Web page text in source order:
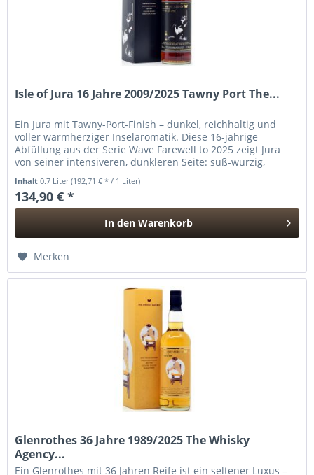
Isle of Jura 16 Jahre 2009/2025 Tawny Port The...
Ein Jura mit Tawny-Port-Finish – dunkel, reichhaltig und
voller warmherziger Inselaromatik. Diese 16-jährige
Abfüllung aus der Serie Wave Farewell to 2025 zeigt Jura
von seiner intensiveren, dunkleren Seite: süß-würzig,
Inhalt0.7 Liter(192,71 € * / 1 Liter)
134,90 € *
In den Warenkorb
Merken
Glenrothes 36 Jahre 1989/2025 The Whisky
Agency...
Ein Glenrothes mit 36 Jahren Reife ist ein seltener Luxus –